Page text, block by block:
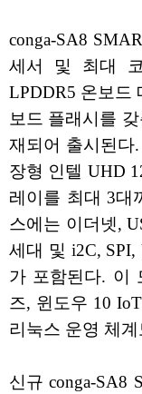
conga-SA8
세서 및 최대
LPDDR5 온보드
보드 플래시를
재되어 출시된다
장형 인텔 UHD
레이를 최대 3대
스에는 이더넷,
세대 및 i2C,
가 포함된다. 이
즈, 윈도우 10
리눅스 운영 체
신규 conga-SA8